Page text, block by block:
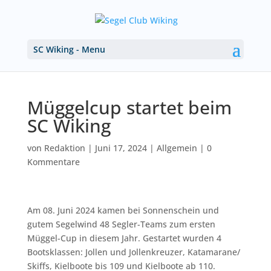
SC Wiking - Menu
Müggelcup startet beim
SC Wiking
von Redaktion | Juni 17, 2024| Allgemein | 0
Kommentare
Am 08. Juni 2024 kamen bei Sonnenschein und
gutem Segelwind 48 Segler-Teams zum ersten
Müggel-Cup in diesem Jahr. Gestartet wurden 4
Bootsklassen: Jollen und Jollenkreuzer, Katamarane/
Skiffs, Kielboote bis 109 und Kielboote ab 110.